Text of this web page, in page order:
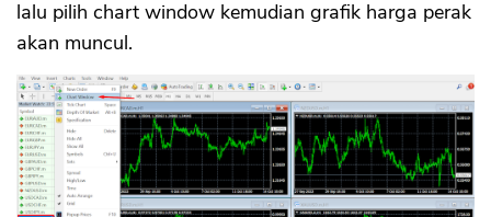
lalu pilih chart window kemudian grafik harga perak
akan muncul.